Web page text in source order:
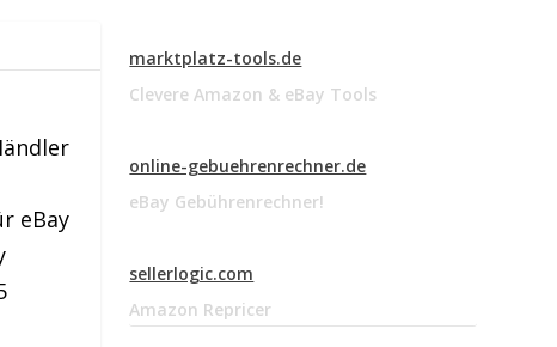
eBay
marktplatz-tools.de
Clevere Amazon & eBay Tools
online-gebuehrenrechner.de
eBay Gebührenrechner!
sellerlogic.com
Amazon Repricer